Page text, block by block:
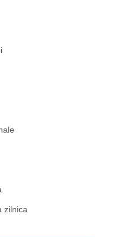
zilnica